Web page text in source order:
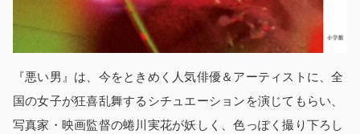
『悪い男』は、今をときめく人気俳優＆アーティストに、全
国の女子が狂喜乱舞するシチュエーションを演じてもらい、
写真家・映画監督の蜷川実花が妖しく、色っぽく撮り下ろし